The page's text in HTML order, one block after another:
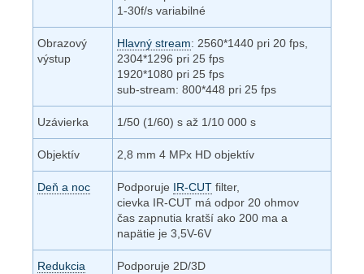
1-30f/s variabilné
Obrazový
výstup
Hlavný stream: 2560*1440 pri 20 fps,
2304*1296 pri 25 fps
1920*1080 pri 25 fps
sub-stream: 800*448 pri 25 fps
Uzávierka 1/50 (1/60) s až 1/10 000 s
Objektív 2,8 mm 4 MPx HD objektív
Deň a noc Podporuje IR-CUT filter,
cievka IR-CUT má odpor 20 ohmov
čas zapnutia kratší ako 200 ma a
napätie je 3,5V-6V
Redukcia
Podporuje 2D/3D